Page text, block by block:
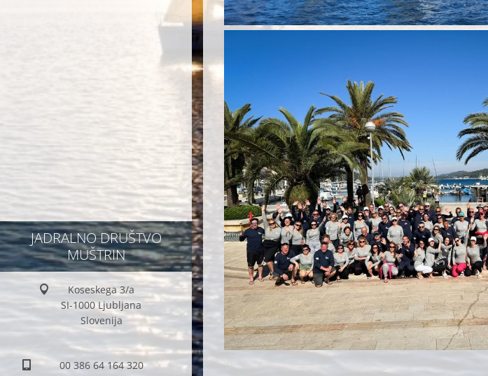
JADRALNO DRUŠTVO
MUŠTRIN
Koseskega 3/a
SI-1000 Ljubljana
Slovenija
00 386 64 164 320